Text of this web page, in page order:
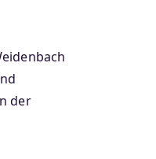
der